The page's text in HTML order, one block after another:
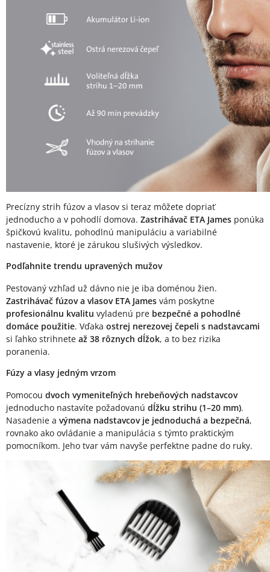
Precízny strih fúzov a vlasov si teraz môžete dopriať
jednoducho a v pohodlí domova. Zastrihávač ETA James ponúka
špičkovú kvalitu, pohodlnú manipuláciu a variabilné
nastavenie, ktoré je zárukou slušivých výsledkov.
Podľahnite trendu upravených mužov
Pestovaný vzhľad už dávno nie je iba doménou žien.
Zastrihávač fúzov a vlasov ETA James vám poskytne
profesionálnu kvalitu vyladenú pre bezpečné a pohodlné
domáce použitie. Vďaka ostrej nerezovej čepeli s nadstavcami
si ľahko strihnete až 38 rôznych dĺžok, a to bez rizika
poranenia.
Fúzy a vlasy jedným vrzom
Pomocou dvoch vymeniteľných hrebeňových nadstavcov
jednoducho nastavíte požadovanú dĺžku strihu (1–20 mm).
Nasadenie a výmena nadstavcov je jednoduchá a bezpečná,
rovnako ako ovládanie a manipulácia s týmto praktickým
pomocníkom. Jeho tvar vám navyše perfektne padne do ruky.